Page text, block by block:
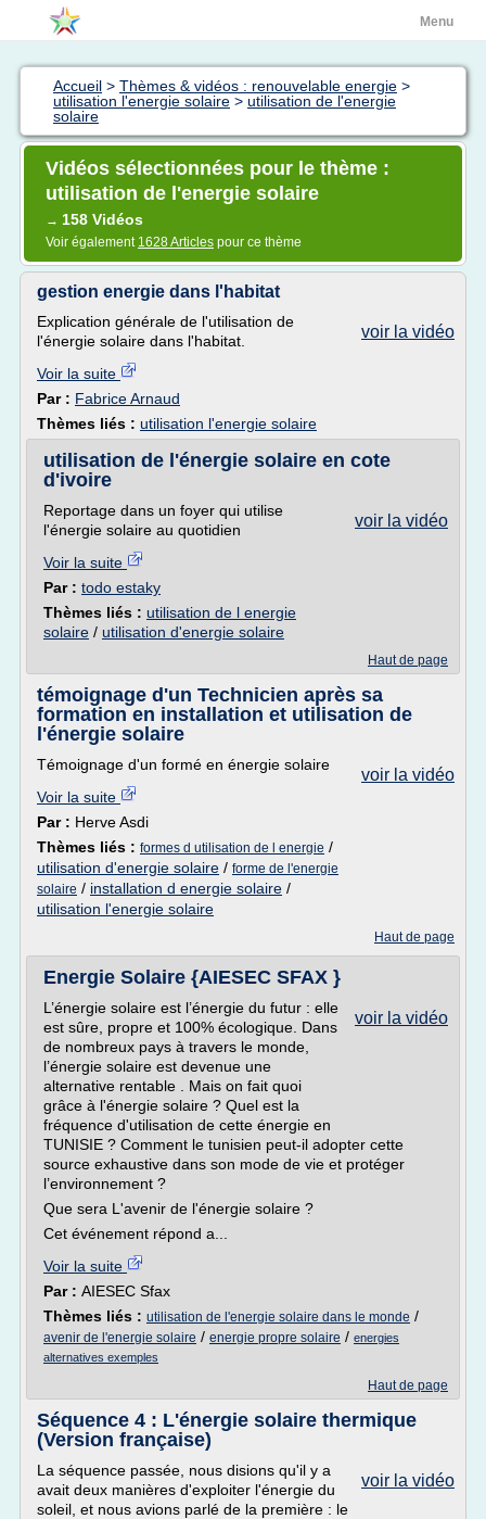
Menu
Accueil > Thèmes & vidéos : renouvelable energie >
utilisation l'energie solaire > utilisation de l'energie
solaire
Vidéos sélectionnées pour le thème :
utilisation de l'energie solaire
→ 158 Vidéos
Voir également 1628 Articles pour ce thème
gestion energie dans l'habitat
voir la vidéo
Explication générale de l'utilisation de
l'énergie solaire dans l'habitat.
Voir la suite
Par : Fabrice Arnaud
Thèmes liés : utilisation l'energie solaire
utilisation de l'énergie solaire en cote
d'ivoire
voir la vidéo
Reportage dans un foyer qui utilise
l'énergie solaire au quotidien
Voir la suite
Par : todo estaky
Thèmes liés : utilisation de l energie
solaire / utilisation d'energie solaire
Haut de page
témoignage d'un Technicien après sa
formation en installation et utilisation de
l'énergie solaire
voir la vidéo
Témoignage d'un formé en énergie solaire
Voir la suite
Par : Herve Asdi
Thèmes liés : formes d utilisation de l energie /
utilisation d'energie solaire / forme de l'energie
solaire / installation d energie solaire /
utilisation l'energie solaire
Haut de page
Energie Solaire {AIESEC SFAX }
voir la vidéo
L’énergie solaire est l’énergie du futur : elle
est sûre, propre et 100% écologique. Dans
de nombreux pays à travers le monde,
l’énergie solaire est devenue une
alternative rentable . Mais on fait quoi
grâce à l'énergie solaire ? Quel est la
fréquence d'utilisation de cette énergie en
TUNISIE ? Comment le tunisien peut-il adopter cette
source exhaustive dans son mode de vie et protéger
l’environnement ?
Que sera L'avenir de l'énergie solaire ?
Cet événement répond a...
Voir la suite
Par : AIESEC Sfax
Thèmes liés : utilisation de l'energie solaire dans le monde /
avenir de l'energie solaire / energie propre solaire / energies
alternatives exemples
Haut de page
Séquence 4 : L'énergie solaire thermique
(Version française)
voir la vidéo
La séquence passée, nous disions qu'il y a
avait deux manières d'exploiter l'énergie du
soleil, et nous avions parlé de la première : le